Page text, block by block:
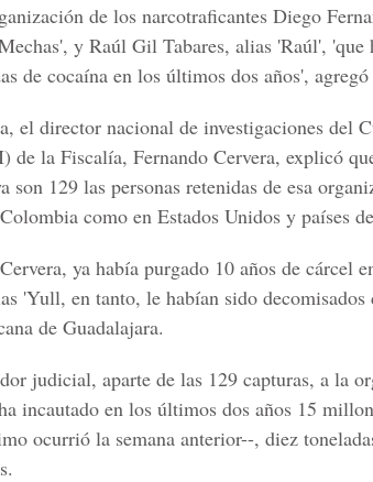
de los narcotraficantes Diego
y Raúl Gil Tabares, alias 'Raúl', 'que
de cocaína en los últimos dos años',
el director nacional de investigaciones del
de la Fiscalía, Fernando Cervera, explicó
son 129 las personas retenidas de esa
como en Estados Unidos y países
ya había purgado 10 años de cárcel
'Yull, en tanto, le habían sido decomisados
de Guadalajara.
judicial, aparte de las 129 capturas, a la
incautado en los últimos dos años 15
ocurrió la semana anterior--, diez